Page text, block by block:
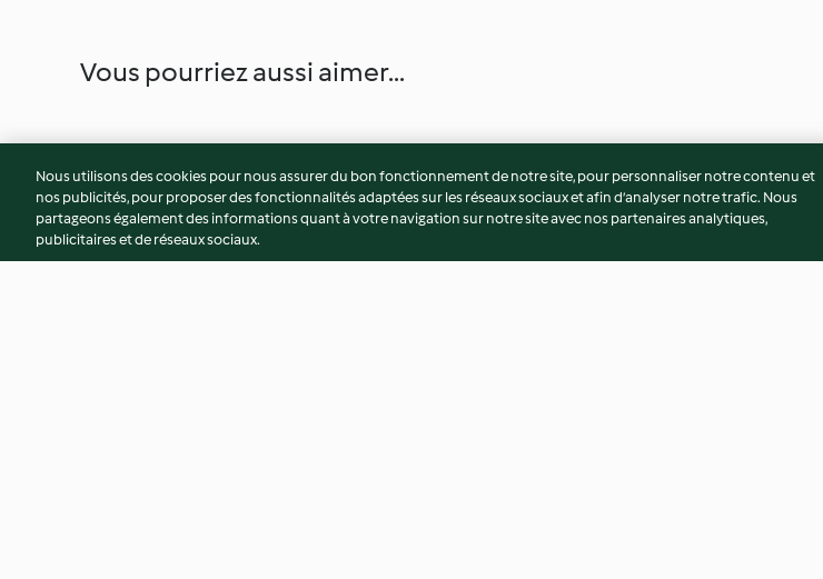
Vous pourriez aussi aimer...
Nous utilisons des cookies pour nous assurer du bon fonctionnement de notre site, pour personnaliser notre contenu et
nos publicités, pour proposer des fonctionnalités adaptées sur les réseaux sociaux et afin d’analyser notre trafic. Nous
partageons également des informations quant à votre navigation sur notre site avec nos partenaires analytiques,
publicitaires et de réseaux sociaux.